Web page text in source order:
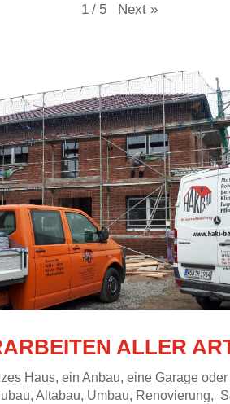
1 / 5 Next »
ALLER
Haus, ein Anbau, eine Garage
Altabau, Umbau, Renovierung,